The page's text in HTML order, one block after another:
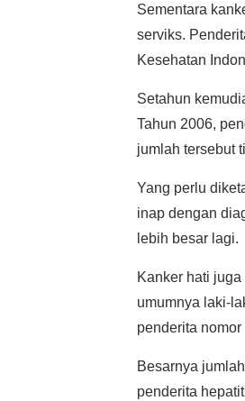
Sementara
serviks.
Kesehatan
Setahun
Tahun 2006,
jumlah tersebut
Yang perlu
inap dengan
lebih besar lagi.
Kanker hati
umumnya laki-
penderita
Besarnya
penderita